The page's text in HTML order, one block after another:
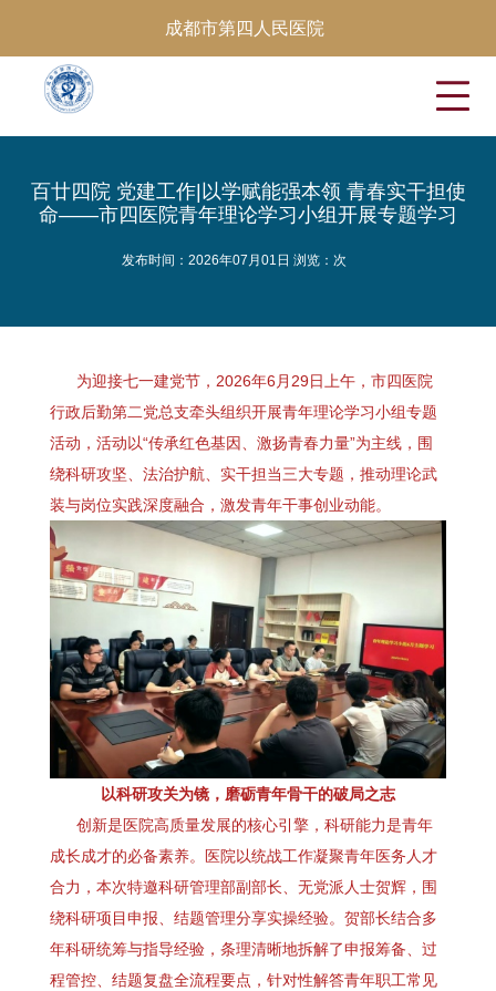
成都市第四人民医院
百廿四院 党建工作|以学赋能强本领 青春实干担使
命——市四医院青年理论学习小组开展专题学习
发布时间：2026年07月01日 浏览： 次
为迎接七一建党节，2026年6月29日上午，市四医院
行政后勤第二党总支牵头组织开展青年理论学习小组专题
活动，活动以“传承红色基因、激扬青春力量”为主线，围
绕科研攻坚、法治护航、实干担当三大专题，推动理论武
装与岗位实践深度融合，激发青年干事创业动能。
以科研攻关为镜，磨砺青年骨干的破局之志
创新是医院高质量发展的核心引擎，科研能力是青年
成长成才的必备素养。医院以统战工作凝聚青年医务人才
合力，本次特邀科研管理部副部长、无党派人士贺辉，围
绕科研项目申报、结题管理分享实操经验。贺部长结合多
年科研统筹与指导经验，条理清晰地拆解了申报筹备、过
程管控、结题复盘全流程要点，针对性解答青年职工常见